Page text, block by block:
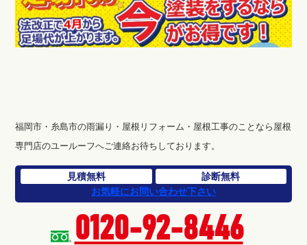
福岡市・糸島市の雨漏り・屋根リフォーム・屋根工事のことなら屋根
専門店のユールーフへご連絡お待ちしております。
見積無料
診断無料
お気軽にお問い合わせ下さい
0120-92-8446